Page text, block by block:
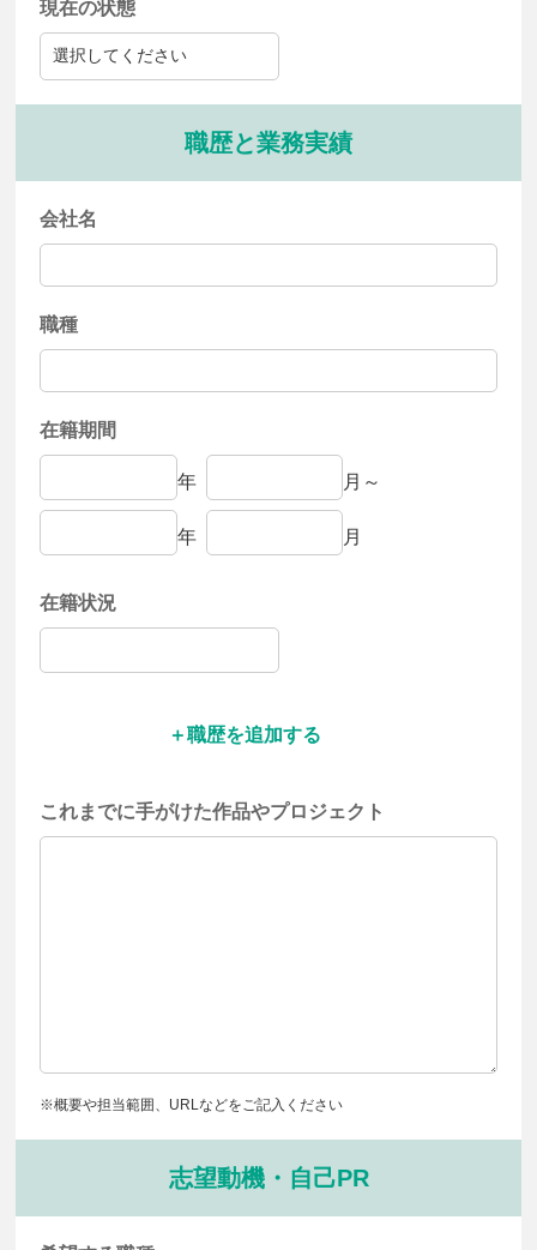
現在の状態
職歴と業務実績
会社名
職種
在籍期間
年 月～
年 月
在籍状況
職歴を追加する
これまでに手がけた作品やプロジェクト
※概要や担当範囲、URLなどをご記入ください
志望動機・自己PR